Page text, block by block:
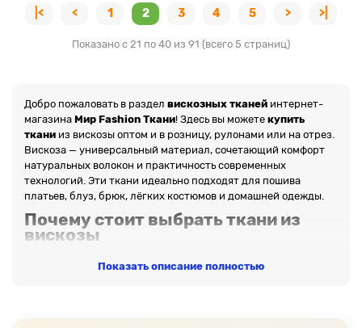
|< < 1 2 3 4 5 > >|
Показано с 21 по 40 из 91 (всего 5 страниц)
Добро пожаловать в раздел вискозных тканей интернет-
магазина Мир Fashion Ткани! Здесь вы можете купить
ткани из вискозы оптом и в розницу, рулонами или на отрез.
Вискоза — универсальный материал, сочетающий комфорт
натуральных волокон и практичность современных
технологий. Эти ткани идеально подходят для пошива
платьев, блуз, брюк, лёгких костюмов и домашней одежды.
Почему стоит выбрать ткани из
вискозы
Натуральное происхождение.Вискоза
Показать описание полностью